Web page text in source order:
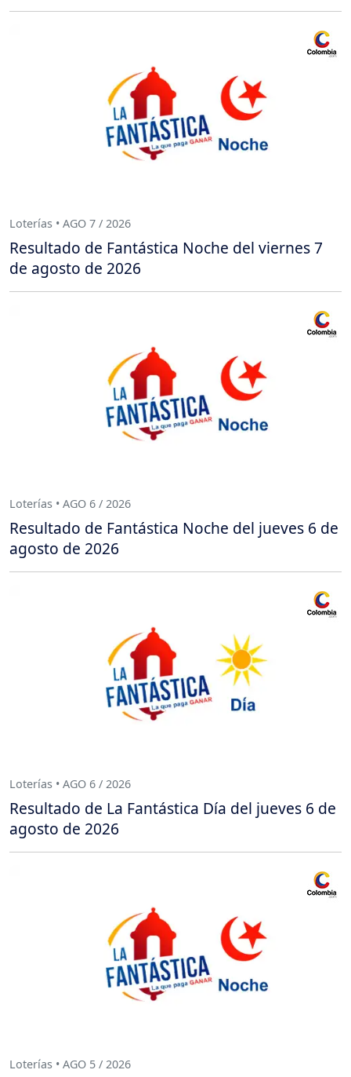
Loterías • AGO 7 / 2026
Resultado de Fantástica Noche del viernes 7
de agosto de 2026
Loterías • AGO 6 / 2026
Resultado de Fantástica Noche del jueves 6 de
agosto de 2026
Loterías • AGO 6 / 2026
Resultado de La Fantástica Día del jueves 6 de
agosto de 2026
Loterías • AGO 5 / 2026